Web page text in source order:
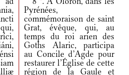
Pyrénées,
commémoraison de saint
Grat, évêque, qui, au
temps du roi arien des
Goths Alaric, participa
au Concile d’Agde pour
restaurer l’Église de cette
région de la Gaule et